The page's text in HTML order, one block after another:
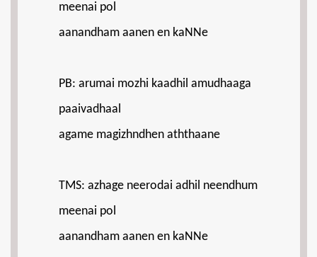
meenai pol
aanandham aanen en kaNNe
PB: arumai mozhi kaadhil amudhaaga
paaivadhaal
agame magizhndhen aththaane
TMS: azhage neerodai adhil neendhum
meenai pol
aanandham aanen en kaNNe